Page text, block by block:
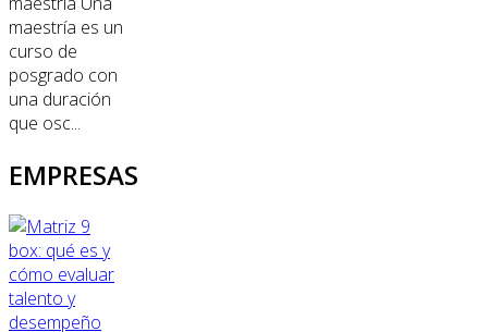
maestría es un
curso de
posgrado con
una duración
que osc...
EMPRESAS